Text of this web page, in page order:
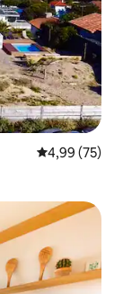
Vlerësimi
4,99 (75)